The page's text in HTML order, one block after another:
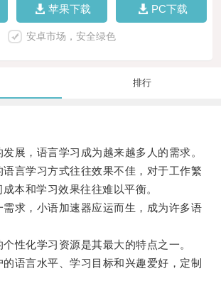
苹果下载 PC下载
安卓市场，安全绿色
排行
，语言学习成为越来越多人的需求。
学习方式往往效果不佳，对于工作繁
本和学习效果往往难以平衡。
，小语加速器应运而生，成为许多语
化学习资源是其最大的特点之一。
言水平、学习目标和兴趣爱好，定制